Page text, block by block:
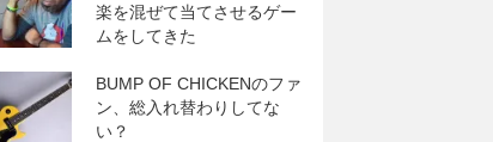
楽を混ぜて当てさせるゲー
ムをしてきた
BUMP OF CHICKENのファ
ン、総入れ替わりしてな
い？